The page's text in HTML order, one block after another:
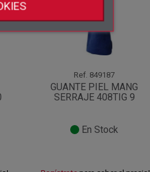
Ref. 849187
GUANTE PIEL MANG
SERRAJE 408TIG 9
En Stock